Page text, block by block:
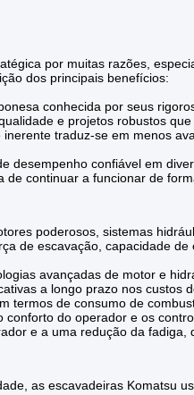
por muitas razões,
dos principais benefícios:
conhecida por seus
e projetos robustos
inerente traduz-se em menos
desempenho confiável em
continuar a funcionar de
poderosos, sistemas
de escavação, capacidade de
avançadas de motor e
a longo prazo nos custos
termos de consumo de
do operador e os
e a uma redução da fadiga,
as escavadeiras Komatsu